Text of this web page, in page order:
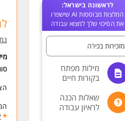
לראשונה בישראל:
המלצות מבוססות AI שישפרו
את הסיכוי שלך למצוא עבודה
מזכירות בכירה
מילות מפתח
בקורות חיים
שאלות הכנה
לראיון עבודה